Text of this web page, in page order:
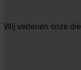
Wij verlenen onze